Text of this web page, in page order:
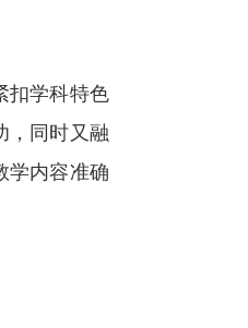
扣学科特色
，同时又融
学内容准确